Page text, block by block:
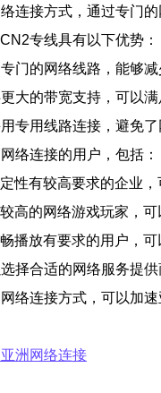
连接方式，通过专门
专线具有以下优势：
门的网络线路，能够
大的带宽支持，可以
专用线路连接，避免
络连接的用户，包括：
性有较高要求的企业
高的网络游戏玩家，
播放有要求的用户，
择合适的网络服务提
络连接方式，可以加
洲网络连接